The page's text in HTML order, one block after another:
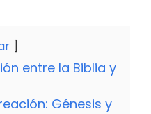
entre la Biblia y
Génesis y